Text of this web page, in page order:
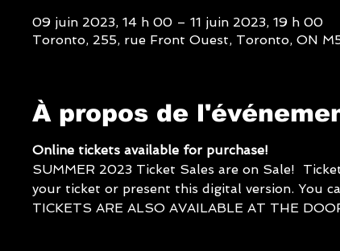
09 juin 2023, 14 h 00 – 11 juin 2023, 19 h 00
Toronto, 255, rue Front Ouest, Toronto, ON
À propos de
Online tickets available for purchase!
SUMMER 2023 Ticket Sales are on Sale!
your ticket or present this digital version. You
TICKETS ARE ALSO AVAILABLE AT THE